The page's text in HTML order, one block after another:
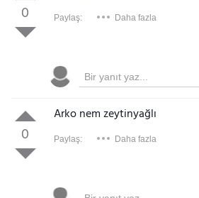
0 Paylaş: Daha fazla
0
Arko nem zeytinyağlı
Paylaş: Daha fazla